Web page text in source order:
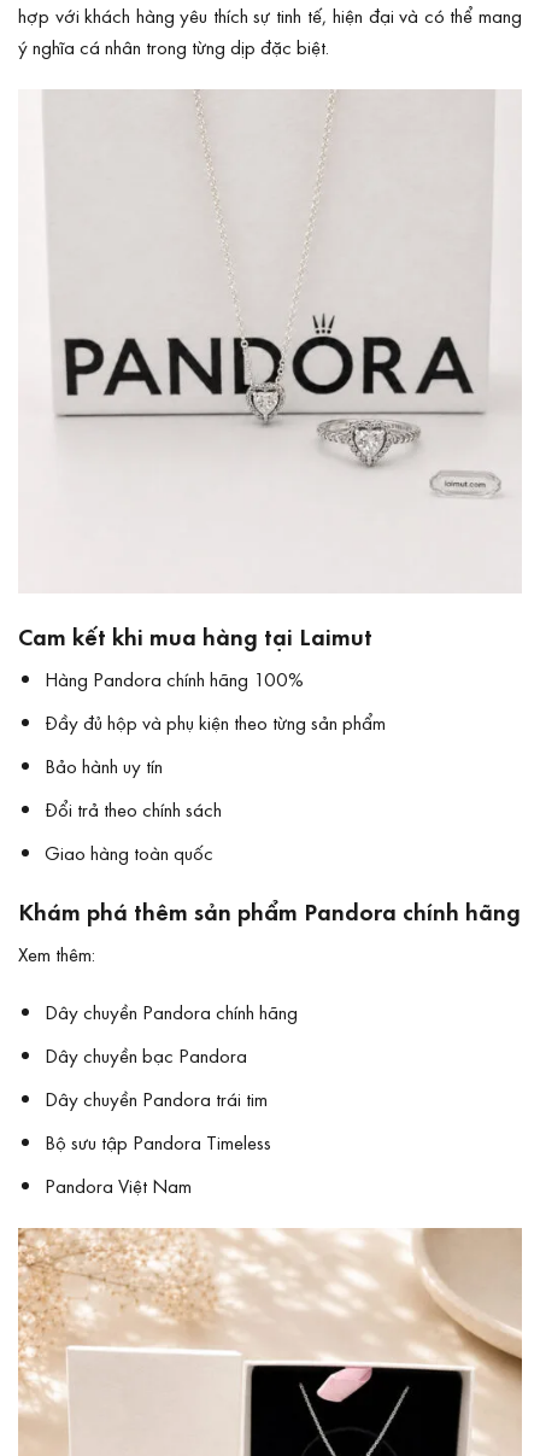
hợp với khách hàng yêu thích sự tinh tế, hiện đại và có thể mang
ý nghĩa cá nhân trong từng dịp đặc biệt.
Cam kết khi mua hàng tại Laimut
Hàng Pandora chính hãng 100%
Đầy đủ hộp và phụ kiện theo từng sản phẩm
Bảo hành uy tín
Đổi trả theo chính sách
Giao hàng toàn quốc
Khám phá thêm sản phẩm Pandora chính hãng
Xem thêm:
Dây chuyền Pandora chính hãng
Dây chuyền bạc Pandora
Dây chuyền Pandora trái tim
Bộ sưu tập Pandora Timeless
Pandora Việt Nam